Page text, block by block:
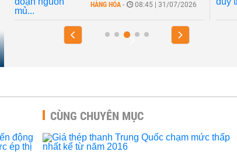
HÀNG HÓA - 08:45 | 31/07/2026
CÙNG CHUYÊN MỤC